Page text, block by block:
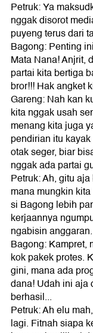
Petruk: Ya
nggak disorot
puyeng terus dari
Bagong: Penting
Mata Nana! Anjrit,
partai kita bertiga
bror!!! Hak angket
Gareng: Nah kan
kita nggak usah
menang kita juga
pendirian itu
otak seger, biar
nggak ada partai
Petruk: Ah, gitu
mana mungkin
si Bagong lebih
kerjaannya
ngabisin
Bagong: Kampret,
kok pakek protes.
gini, mana ada
dana! Udah ini aja
berhasil...
Petruk: Ah elu
lagi. Fitnah siapa